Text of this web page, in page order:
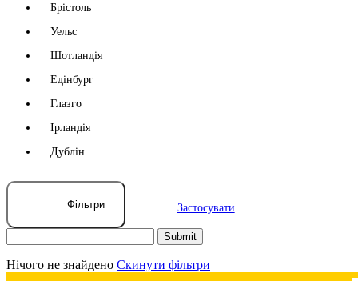
Брістоль
Уельс
Шотландія
Едінбург
Глазго
Ірландія
Дублін
Фільтри Застосувати
Нічого не знайдено Скинути фільтри